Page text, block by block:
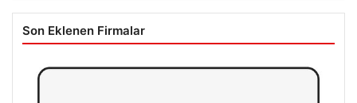
Son Eklenen Firmalar